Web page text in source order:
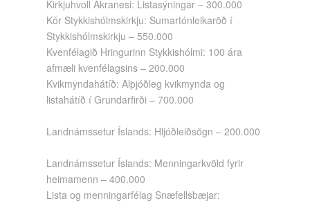
Kirkjuhvoll Akranesi: Listasýningar – 300.000
Kór Stykkishólmskirkju: Sumartónleikaröð í
Stykkishólmskirkju – 550.000
Kvenfélagið Hringurinn Stykkishólmi: 100 ára
afmæli kvenfélagsins – 200.000
Kvikmyndahátíð: Alþjóðleg kvikmynda og
listahátíð í Grundarfirði – 700.000
Landnámssetur Íslands: Hljóðleiðsögn – 200.000
Landnámssetur Íslands: Menningarkvöld fyrir
heimamenn – 400.000
Lista og menningarfélag Snæfellsbæjar: